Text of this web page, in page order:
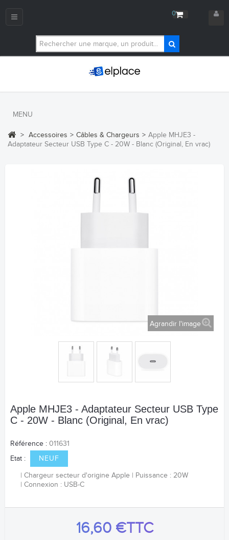
0
Navigation
MENU
> Accessoires > Câbles & Chargeurs > Apple MHJE3 -
Adaptateur Secteur USB Type C - 20W - Blanc (Original, En vrac)
Agrandir l'image
Apple MHJE3 - Adaptateur Secteur USB Type
C - 20W - Blanc (Original, En vrac)
Référence : 011631
Etat :
NEUF
Chargeur secteur d'origine Apple
Puissance : 20W
Connexion : USB-C
16,60 €TTC